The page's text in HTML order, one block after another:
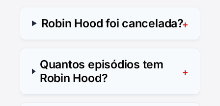
Robin Hood foi cancelada?
Quantos episódios tem
Robin Hood?